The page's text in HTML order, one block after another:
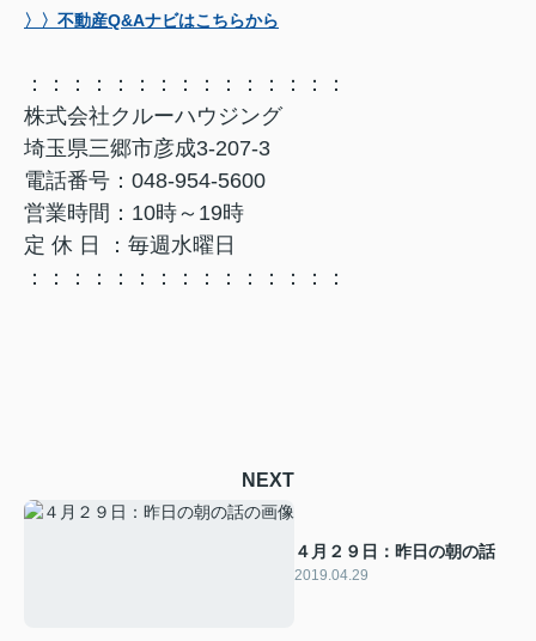
〉〉不動産Q&Aナビはこちらから
：：：：：：：：：：：：：：：
株式会社クルーハウジング
埼玉県三郷市彦成3-207-3
電話番号：048-954-5600
営業時間：10時～19時
定 休 日 ：毎週水曜日
：：：：：：：：：：：：：：：
NEXT
４月２９日：昨日の朝の話
2019.04.29